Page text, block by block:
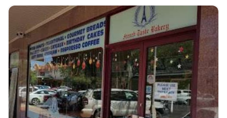
駐足停留，與友善的當地居民交流…